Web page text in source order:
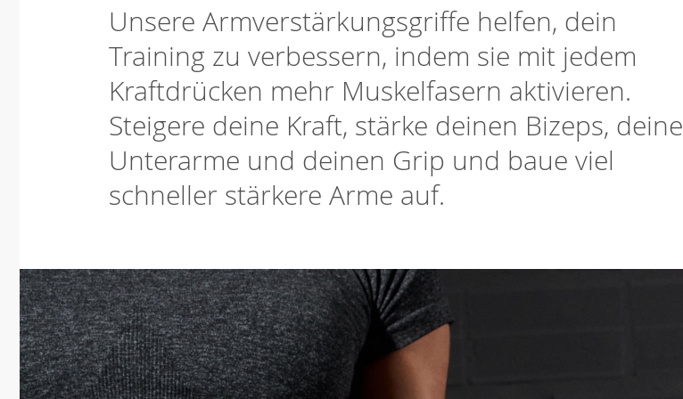
Unsere Armverstärkungsgriffe helfen, dein
Training zu verbessern, indem sie mit jedem
Kraftdrücken mehr Muskelfasern aktivieren.
Steigere deine Kraft, stärke deinen Bizeps, deine
Unterarme und deinen Grip und baue viel
schneller stärkere Arme auf.